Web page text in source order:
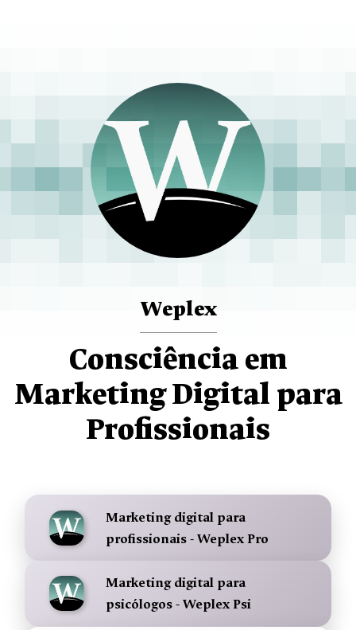
Weplex
Consciência em
Marketing Digital para
Profissionais
Marketing digital para
profissionais - Weplex Pro
Marketing digital para
psicólogos - Weplex Psi